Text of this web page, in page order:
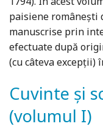
paisiene româneşti
manuscrise prin
efectuate după
(cu câteva
Cuvinte și
(volumul I)